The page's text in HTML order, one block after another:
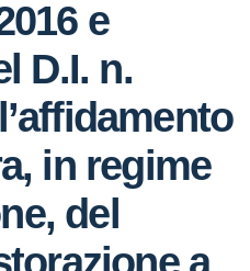
e
D.I. n.
in regime
del